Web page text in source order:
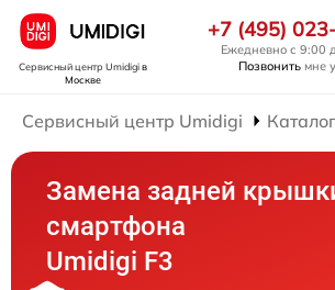
Сервисный центр Umidigiв
Москве
+7 (495)
Ежедневно с 9:00
Позвонить мне
Сервисный центр Umidigi
Замена задней
смартфона
Umidigi F3